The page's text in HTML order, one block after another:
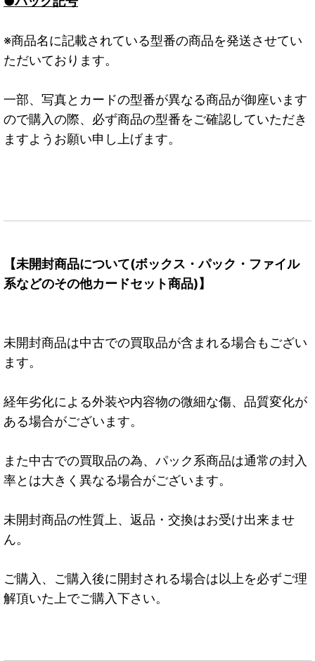
※商品名に記載されている型番の商品を発送させてい
ただいております。
一部、写真とカードの型番が異なる商品が御座います
ので購入の際、必ず商品の型番をご確認していただき
ますようお願い申し上げます。
【未開封商品について(ボックス・パック・ファイル
系などのその他カードセット商品)】
未開封商品は中古での買取品が含まれる場合もござい
ます。
経年劣化による外装や内容物の微細な傷、品質変化が
ある場合がございます。
また中古での買取品の為、パック系商品は通常の封入
率とは大きく異なる場合がございます。
未開封商品の性質上、返品・交換はお受け出来ませ
ん。
ご購入、ご購入後に開封される場合は以上を必ずご理
解頂いた上でご購入下さい。